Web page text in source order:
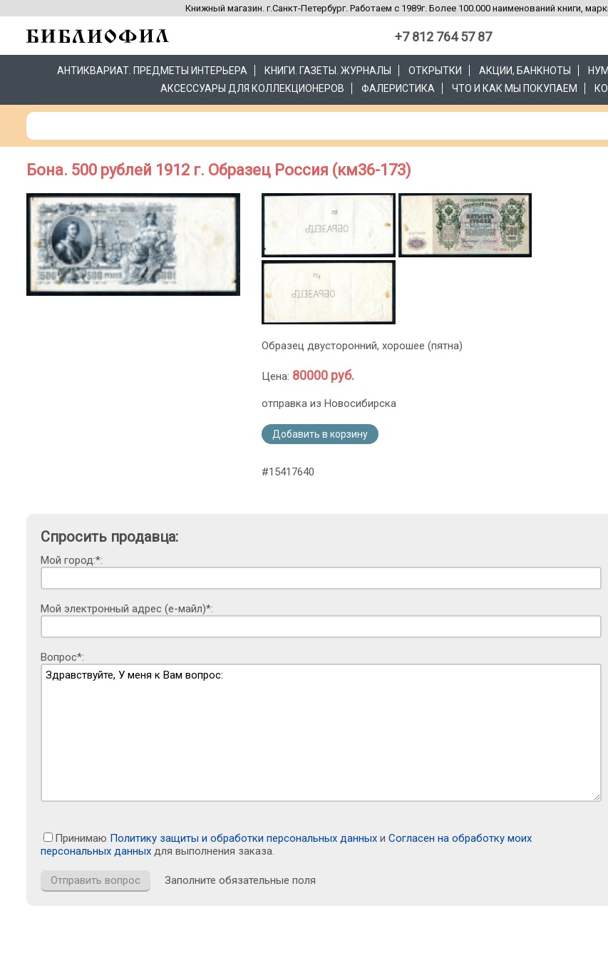
Книжный магазин. г.Санкт-Петербург. Работаем с 1989г. Более 100.000 наименований книги,
+7 812 764 57 87
АНТИКВАРИАТ. ПРЕДМЕТЫ ИНТЕРЬЕРА КНИГИ. ГАЗЕТЫ. ЖУРНАЛЫ ОТКРЫТКИ АКЦИИ, БАНКНОТЫ
АКСЕССУАРЫ ДЛЯ КОЛЛЕКЦИОНЕРОВ
ФАЛЕРИСТИКА ЧТО И КАК МЫ ПОКУПАЕМ
Бона. 500 рублей 1912 г. Образец Россия (км36-173)
Образец двусторонний, хорошее (пятна)
Цена: 80000 руб.
отправка из Новосибирска
Добавить в корзину
#15417640
Спросить продавца:
Мой город:*:
Мой электронный адрес (е-майл)*:
Вопрос*:
Принимаю Политику защиты и обработки персональных данных и Согласен на обработку моих
персональных данных для выполнения заказа.
Заполните обязательные поля